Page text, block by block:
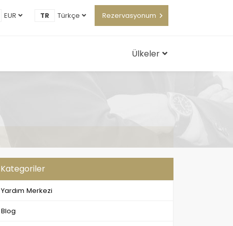
EUR TR Türkçe Rezervasyonum
Ülkeler
Kategoriler
Yardım Merkezi
Blog